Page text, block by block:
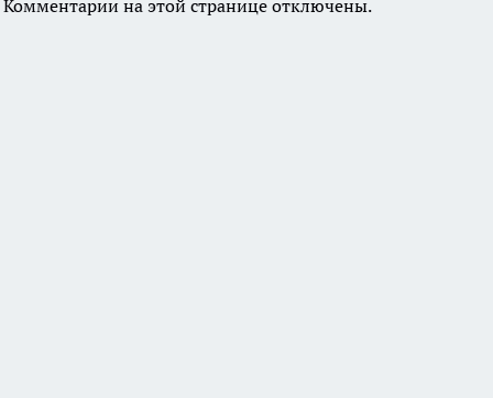
Комментарии на этой странице отключены.